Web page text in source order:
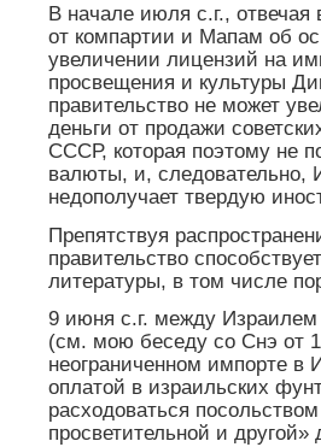
В начале июля с.г., отвечая
от компартии и Мапам об
увеличении лицензий на
просвещения и культуры
правительство не может
деньги от продажи
СССР, которая поэтому не
валюты, и, следовательно,
недополучает твердую
Препятствуя
правительство
литературы, в том числе
9 июня с.г. между
(см. мою беседу со Снэ от
неограниченном импорте в
оплатой в израильских
расходоваться
просветительной и